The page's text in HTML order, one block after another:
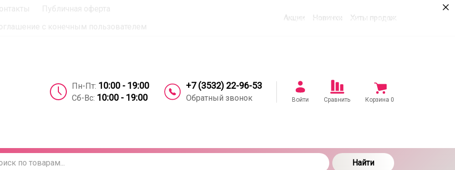
Публичная оферта
с конечным пользователем
Акции Новинки Хиты продаж
Пн-Пт: 10:00 - 19:00
Сб-Вс: 10:00 - 19:00
+7 (3532) 22-96-53
Обратный звонок Войти Сравнить Корзина 0
Найти
свое согласие на использование компанией cookie-файлов в соответствии с настоящим соглашением в
×